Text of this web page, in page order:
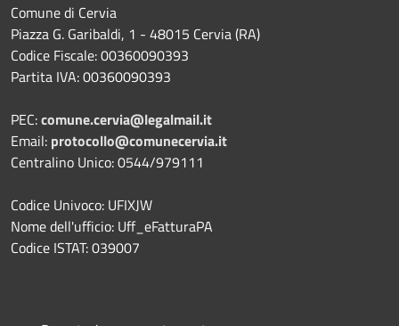
Comune di Cervia
Piazza G. Garibaldi, 1 - 48015 Cervia (RA)
Codice Fiscale: 00360090393
Partita IVA: 00360090393
PEC:comune.cervia@legalmail.it
Email: protocollo@comunecervia.it
Centralino Unico: 0544/979111
Codice Univoco: UFIXJW
Nome dell'ufficio: Uff_eFatturaPA
Codice ISTAT: 039007